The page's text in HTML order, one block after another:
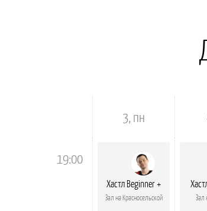
3, пн
19:00
Хастл Beginner +
Зал на Красносельской Зал